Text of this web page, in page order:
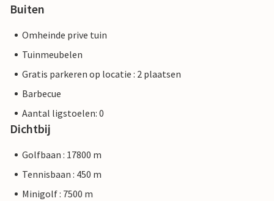
Buiten
Omheinde prive tuin
Tuinmeubelen
Gratis parkeren op locatie : 2 plaatsen
Barbecue
Aantal ligstoelen: 0
Dichtbij
Golfbaan : 17800 m
Tennisbaan : 450 m
Minigolf : 7500 m